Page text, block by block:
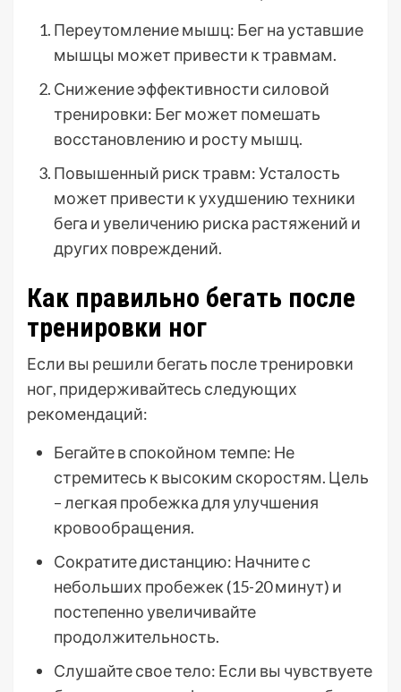
Переутомление мышц: Бег на уставшие
мышцы может привести к травмам.
Снижение эффективности силовой
тренировки: Бег может помешать
восстановлению и росту мышц.
Повышенный риск травм: Усталость
может привести к ухудшению техники
бега и увеличению риска растяжений и
других повреждений.
Как правильно бегать после
тренировки ног
Если вы решили бегать после тренировки
ног, придерживайтесь следующих
рекомендаций:
Бегайте в спокойном темпе: Не
стремитесь к высоким скоростям. Цель
– легкая пробежка для улучшения
кровообращения.
Сократите дистанцию: Начните с
небольших пробежек (15-20 минут) и
постепенно увеличивайте
продолжительность.
Слушайте свое тело: Если вы чувствуете